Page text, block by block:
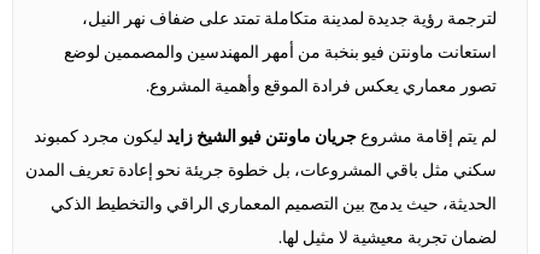
لترجمة رؤية جديدة لمدينة متكاملة تمتد على ضفاف نهر النيل،
استعانت ماونتن فيو بنخبة من أمهر المهندسين والمصممين لوضع
تصور معماري يعكس فرادة الموقع وأهمية المشروع.
لم يتم إقامة مشروعجريان ماونتن فيو الشيخ زايدليكون مجرد كمبوند
سكني مثل باقي المشروعات، بل خطوة جريئة نحو إعادة تعريف المدن
الحديثة، حيث يدمج بين التصميم المعماري الراقي والتخطيط الذكي
لضمان تجربة معيشية لا مثيل لها.